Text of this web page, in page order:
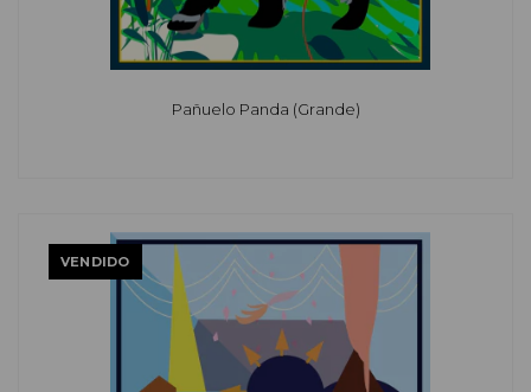
Pañuelo Panda (Grande)
VENDIDO